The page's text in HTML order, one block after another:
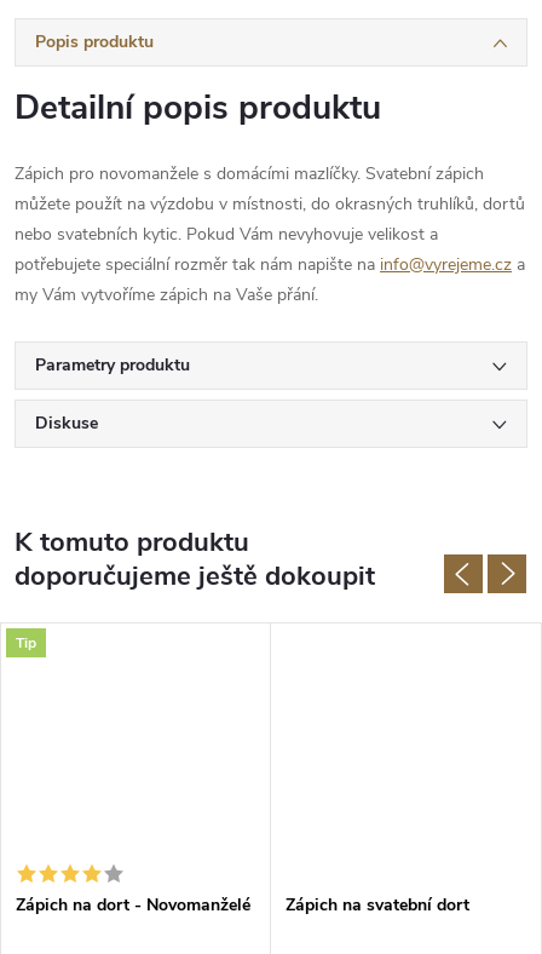
Popis produktu
Detailní popis produktu
Zápich pro novomanžele s domácími mazlíčky. Svatební zápich
můžete použít na výzdobu v místnosti, do okrasných truhlíků, dortů
nebo svatebních kytic. Pokud Vám nevyhovuje velikost a
potřebujete speciální rozměr tak nám napište na info@vyrejeme.cz a
my Vám vytvoříme zápich na Vaše přání.
Parametry produktu
Diskuse
K tomuto produktu
doporučujeme ještě dokoupit
Tip
Zápich na dort - Novomanželé Zápich na svatební dort